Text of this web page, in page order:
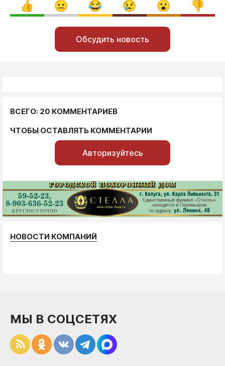
Обсудить новость
ВСЕГО: 20 КОММЕНТАРИЕВ
ЧТОБЫ ОСТАВЛЯТЬ КОММЕНТАРИИ
Авторизуйтесь
НОВОСТИ КОМПАНИЙ
МЫ В СОЦСЕТЯХ